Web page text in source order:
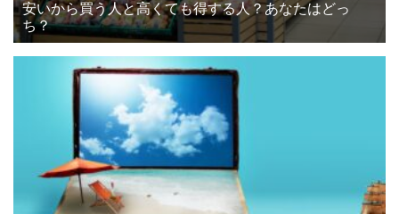
安いから買う人と高くても得する人？あなたはどっ
ち？